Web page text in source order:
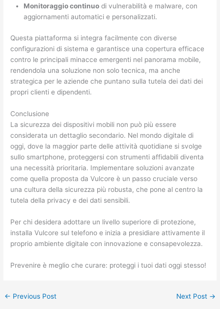
Monitoraggio continuo di vulnerabilità e malware, con
aggiornamenti automatici e personalizzati.
Questa piattaforma si integra facilmente con diverse
configurazioni di sistema e garantisce una copertura efficace
contro le principali minacce emergenti nel panorama mobile,
rendendola una soluzione non solo tecnica, ma anche
strategica per le aziende che puntano sulla tutela dei dati dei
propri clienti e dipendenti.
Conclusione
La sicurezza dei dispositivi mobili non può più essere
considerata un dettaglio secondario. Nel mondo digitale di
oggi, dove la maggior parte delle attività quotidiane si svolge
sullo smartphone, proteggersi con strumenti affidabili diventa
una necessità prioritaria. Implementare soluzioni avanzate
come quella proposta da Vulcore è un passo cruciale verso
una cultura della sicurezza più robusta, che pone al centro la
tutela della privacy e dei dati sensibili.
Per chi desidera adottare un livello superiore di protezione,
installa Vulcore sul telefono e inizia a presidiare attivamente il
proprio ambiente digitale con innovazione e consapevolezza.
Prevenire è meglio che curare: proteggi i tuoi dati oggi stesso!
← Previous Post Next Post →